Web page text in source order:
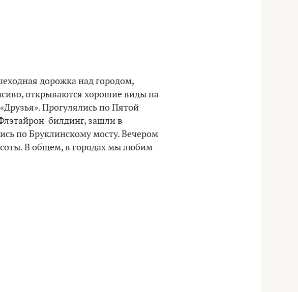
дорожка над городом,
открываются хорошие виды на
Прогулялись по Пятой
билдинг, зашли в
по Бруклинскому мосту. Вечером
В общем, в городах мы любим